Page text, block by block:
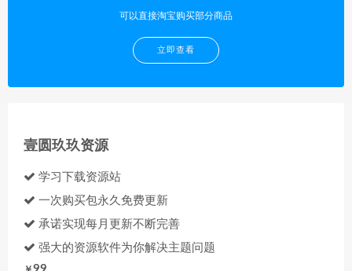
可以直接淘宝购买部分商品
立即查看
壹圆玖玖资源
学习下载资源站
一次购买包永久免费更新
承诺实现每月更新不断完善
强大的资源软件为你解决主题问题